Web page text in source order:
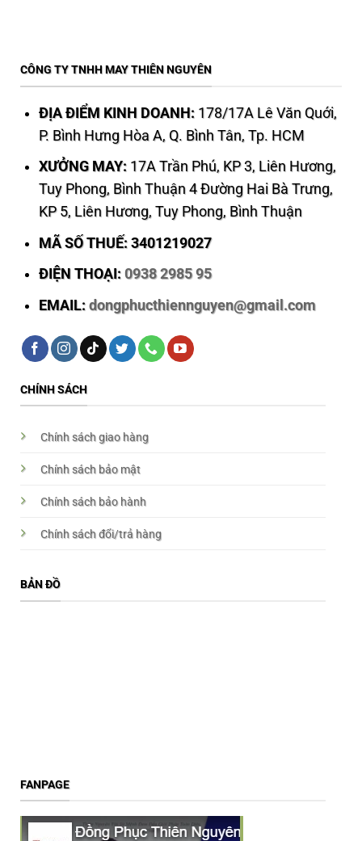
CÔNG TY TNHH MAY THIÊN NGUYÊN
ĐỊA ĐIỂM KINH DOANH: 178/17A Lê Văn Quới,
P. Bình Hưng Hòa A, Q. Bình Tân, Tp. HCM
XƯỞNG MAY: 17A Trần Phú, KP 3, Liên Hương,
Tuy Phong, Bình Thuận 4 Đường Hai Bà Trưng,
KP 5, Liên Hương, Tuy Phong, Bình Thuận
MÃ SỐ THUẾ: 3401219027
ĐIỆN THOẠI: 0938 2985 95
EMAIL: dongphucthiennguyen@gmail.com
CHÍNH SÁCH
Chính sách giao hàng
Chính sách bảo mật
Chính sách bảo hành
Chính sách đổi/trả hàng
BẢN ĐỒ
FANPAGE